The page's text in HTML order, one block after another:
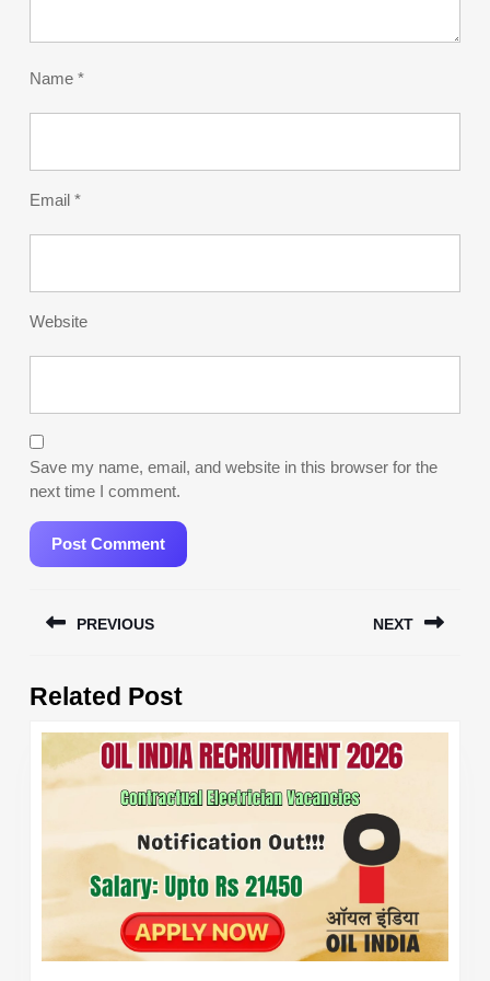
Name *
Email *
Website
Save my name, email, and website in this browser for the
next time I comment.
navigation
PREVIOUS
post:
NEXT
Related Post